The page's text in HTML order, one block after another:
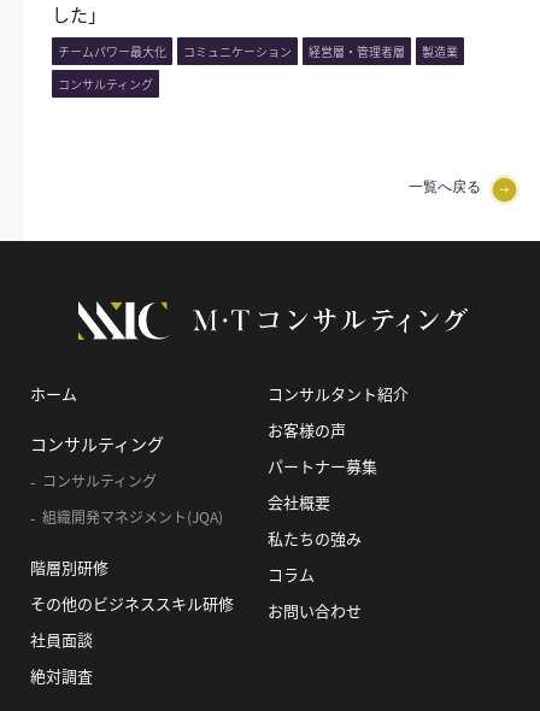
した」
チームパワー最大化 コミュニケーション 経営層・管理者層
製造業
コンサルティング
一覧へ戻る
ホーム
コンサルティング
コンサルティング
組織開発マネジメント(JQA)
階層別研修
その他のビジネススキル研修
社員面談
絶対調査
コンサルタント紹介
お客様の声
パートナー募集
会社概要
私たちの強み
コラム
お問い合わせ